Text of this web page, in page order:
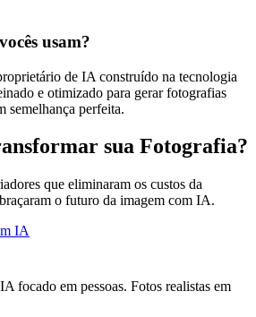
usam?
de IA construído na tecnologia
e otimizado para gerar fotografias
semelhança perfeita.
sua Fotografia?
que eliminaram os custos da
o futuro da imagem com IA.
IA
focado em pessoas. Fotos realistas em